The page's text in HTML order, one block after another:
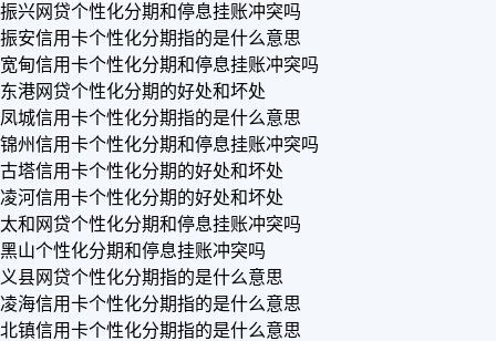
振兴网贷个性化分期和停息挂账冲突吗
振安信用卡个性化分期指的是什么意思
宽甸信用卡个性化分期和停息挂账冲突吗
东港网贷个性化分期的好处和坏处
凤城信用卡个性化分期指的是什么意思
锦州信用卡个性化分期和停息挂账冲突吗
古塔信用卡个性化分期的好处和坏处
凌河信用卡个性化分期的好处和坏处
太和网贷个性化分期和停息挂账冲突吗
黑山个性化分期和停息挂账冲突吗
义县网贷个性化分期指的是什么意思
凌海信用卡个性化分期指的是什么意思
北镇信用卡个性化分期指的是什么意思